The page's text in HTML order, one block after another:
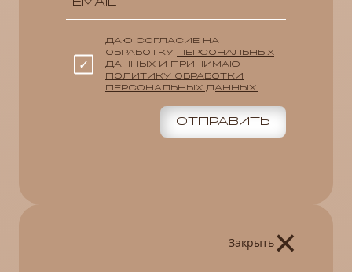
ДАЮ СОГЛАСИЕ НА
ОБРАБОТКУ ПЕРСОНАЛЬНЫХ
ДАННЫХ И ПРИНИМАЮ
ПОЛИТИКУ ОБРАБОТКИ
ПЕРСОНАЛЬНЫХ ДАННЫХ.
ОТПРАВИТЬ
Закрыть×